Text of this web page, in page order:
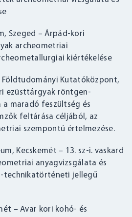
Szeged – Árpád-kori
archeometriai
kiértékelése
Földtudományi Kutatóközpont,
ezüsttárgyak röntgen-
maradó feszültség és
feltárása céljából, az
szempontú értelmezése.
Kecskemét – 13. sz-i. vaskard
anyagvizsgálata és
technikatörténeti jellegű
– Avar kori kohó- és